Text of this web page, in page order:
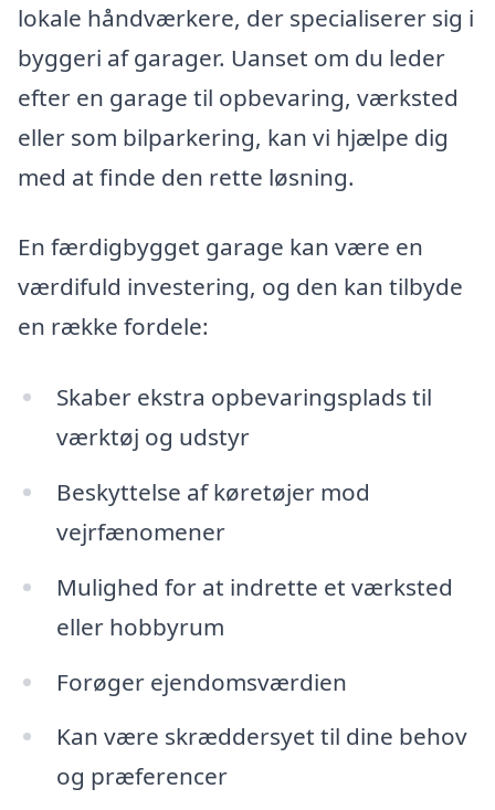
lokale håndværkere, der specialiserer sig i
byggeri af garager. Uanset om du leder
efter en garage til opbevaring, værksted
eller som bilparkering, kan vi hjælpe dig
med at finde den rette løsning.
En færdigbygget garage kan være en
værdifuld investering, og den kan tilbyde
en række fordele:
Skaber ekstra opbevaringsplads til
værktøj og udstyr
Beskyttelse af køretøjer mod
vejrfænomener
Mulighed for at indrette et værksted
eller hobbyrum
Forøger ejendomsværdien
Kan være skræddersyet til dine behov
og præferencer